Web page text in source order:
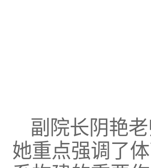
副院长阴艳
她重点强调了